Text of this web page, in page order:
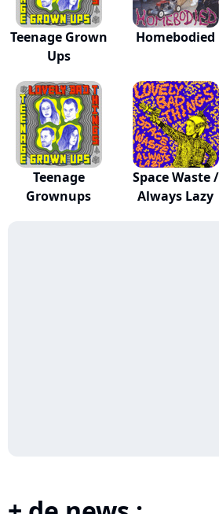
Teenage Grown
Ups
Homebodied
Teenage
Grownups
Space Waste /
Always Lazy